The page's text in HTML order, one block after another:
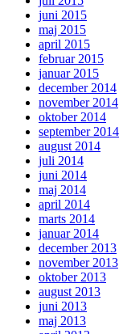
juni 2015
maj 2015
april 2015
februar 2015
januar 2015
december 2014
november 2014
oktober 2014
september 2014
august 2014
juli 2014
juni 2014
maj 2014
april 2014
marts 2014
januar 2014
december 2013
november 2013
oktober 2013
august 2013
juni 2013
maj 2013